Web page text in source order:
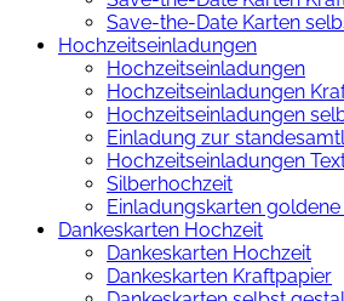
Save-the-Date Karten
Hochzeitseinladungen
Hochzeitseinladungen
Hochzeitseinladungen
Hochzeitseinladungen
Einladung zur
Hochzeitseinladungen
Silberhochzeit
Einladungskarten
Dankeskarten Hochzeit
Dankeskarten Hochzeit
Dankeskarten Kraftpapier